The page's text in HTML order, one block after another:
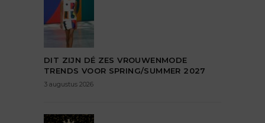
DIT ZIJN DÉ ZES VROUWENMODE
TRENDS VOOR SPRING/SUMMER 2027
3 augustus 2026